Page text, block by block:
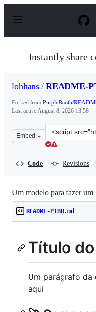
p
Instantly share
lohhans / README-
Forked from PurpleBooth/
Last activeAugust 8, 2026 13:58
Embed
Clone
this
Code Revisions
Um modelo para fazer
README-PTBR.md
Título
Um parágrafo da
aqui